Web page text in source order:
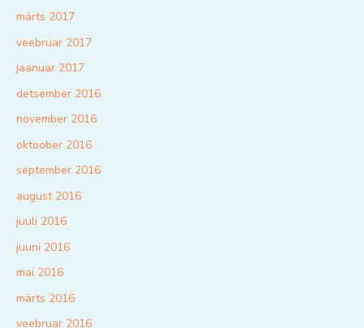
märts 2017
veebruar 2017
jaanuar 2017
detsember 2016
november 2016
oktoober 2016
september 2016
august 2016
juuli 2016
juuni 2016
mai 2016
märts 2016
veebruar 2016